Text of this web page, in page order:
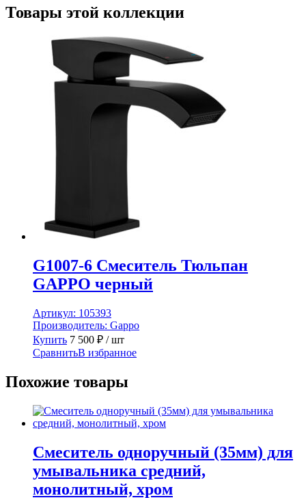
Товары этой коллекции
G1007-6 Смеситель Тюльпан
GAPPO черный
Артикул: 105393
Производитель: Gappo
Купить 7 500 ₽ / шт
СравнитьВ избранное
Похожие товары
Смеситель одноручный (35мм) для
умывальника средний,
монолитный, хром